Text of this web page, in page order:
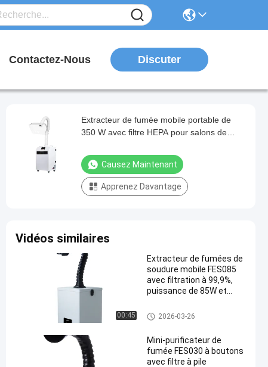
Contactez-Nous Discuter
Extracteur de fumée mobile portable de
350 W avec filtre HEPA pour salons de
Causez Maintenant
Apprenez Davantage
Vidéos similaires
00:45
Extracteur de fumées de
soudure mobile FES085
avec filtration à 99,9%,
puissance de 85W et
pour petits espaces de
travail
Extracteur de fumée mobile
2026-03-26
Mini-purificateur de
fumée FES030 à boutons
avec filtre à pile